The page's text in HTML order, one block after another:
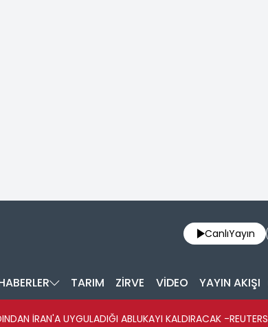
CanlıYayın
TARIM ZİRVE VİDEO YAYIN AKIŞI
İRAN'A UYGULADIĞI ABLUKAYI KALDIRACAK -REUTERS